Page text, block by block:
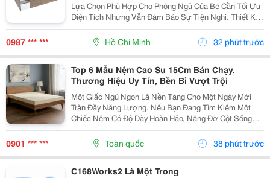
Lựa Chọn Phù Hợp Cho Phòng Ngủ Của Bé Cần Tối Ưu
Diện Tích Nhưng Vẫn Đảm Bảo Sự Tiện Nghi. Thiết Kế
2 Tầng Chắc Chắn, Có Cầu Thang Bên Hông Và Hộc
Lưu Trữ Giúp Căn Phòng Gọn Gàng Hơn. Sản Phẩm Sử
Dụng...
0987 *** *** Hồ Chí Minh 32 phút trước
Top 6 Mẫu Nệm Cao Su 15Cm Bán Chạy,
Thương Hiệu Uy Tín, Bền Bỉ Vượt Trội
Một Giấc Ngủ Ngon Là Nền Tảng Cho Một Ngày Mới
Tràn Đầy Năng Lượng. Nếu Bạn Đang Tìm Kiếm Một
Chiếc Nệm Có Độ Dày Hoàn Hảo, Nâng Đỡ Cột Sống
Tối Ưu Và Có Độ Bền Lên Đến Hàng Chục Năm, Nệm
Cao Su 15Cm Chính Là &Ldquo;Tỷ Lệ Vàng&Rdquo;
Không Quá Mỏng...
0901 *** *** Toàn quốc 38 phút trước
C168Works2 Là Một Trong